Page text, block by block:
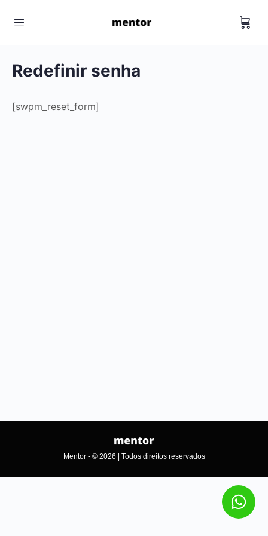
Redefinir senha
[swpm_reset_form]
Mentor - © 2026 | Todos direitos reservados